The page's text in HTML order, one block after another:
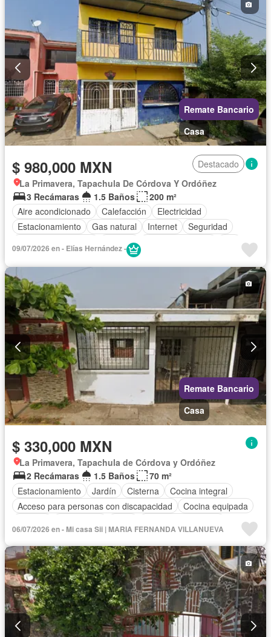
Remate Bancario
Casa
$ 980,000 MXN
Destacado
La Primavera, Tapachula De Córdova Y Ordóñez
3 Recámaras
1.5 Baños
200 m²
Aire acondicionado
Calefacción
Electricidad
Estacionamiento
Gas natural Internet
Seguridad
Terraza
Sin amueblar
09/07/2026 en - Elías Hernández -
Remate Bancario
Casa
$ 330,000 MXN
La Primavera, Tapachula de Córdova y Ordóñez
2 Recámaras
1.5 Baños
70 m²
Estacionamiento
Jardín Cisterna
Cocina integral
Acceso para personas con discapacidad
Cocina equipada
Zonas verdes
Vista panorámica
Recámara con closet
Sin amueblar
06/07/2026 en - Mi casa Sii | MARIA FERNANDA VILLANUEVA